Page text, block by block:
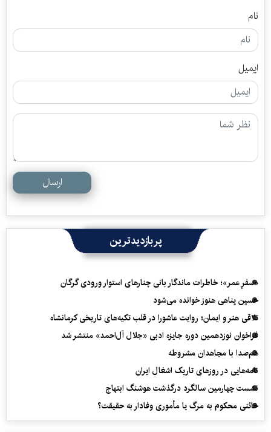
نام
ایمیل
ارسال
پربازدیدترین
«سفرِ عمر»؛ خاطرات ماندگار بانی چنارهای استوار ورودی گرگان
حسین پناهی هنوز خوانده می‌شود
تلاقی هنر و ایمان؛ روایت عاشورا در قلب تکیه‌های تاریخی کرمانشاه
فراخوان نوزدهمین دوره جایزه ادبی «جلال آل‌احمد» منتشر شد
هم‌صدا با مجاهدان مشروطه
نامه‌هایی در روزهای تاریک اشغال ایران
نشست چهارمین سالگرد درگذشت هوشنگ ابتهاج
خائنی محکوم به مرگ یا مأموری وفادار به حقیقت؟